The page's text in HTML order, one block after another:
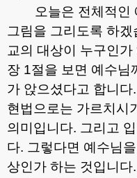
오늘은 전체적인
그림을 그리도록 하겠
교의 대상이 누구인
장 1절을 보면 예수님
가 앉으셨다고 합니다.
현법으로는 가르치시
의미입니다. 그리고
다. 그렇다면 예수님
상인가 하는 것입니다.